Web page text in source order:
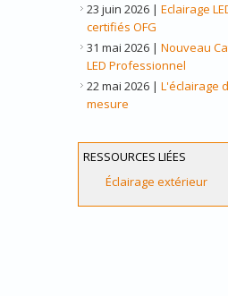
23 juin 2026 | Eclairage
certifiés OFG
31 mai 2026 | Nouveau
LED Professionnel
22 mai 2026 | L'éclairage
mesure
RESSOURCES LIÉES
Éclairage extérieur